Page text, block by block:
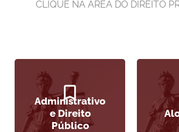
CLIQUE NA ÁREA DO DIREITO
Administrativo
e Direito
Público